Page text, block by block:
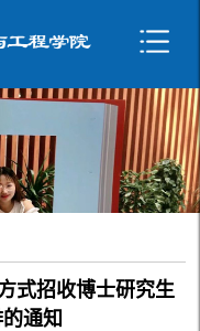
式招收博士研究生
通知